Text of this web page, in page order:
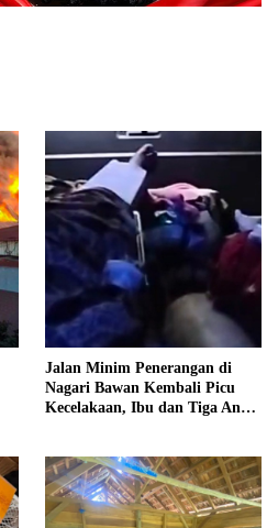
Jalan Minim Penerangan di
Nagari Bawan Kembali Picu
Kecelakaan, Ibu dan Tiga Anak